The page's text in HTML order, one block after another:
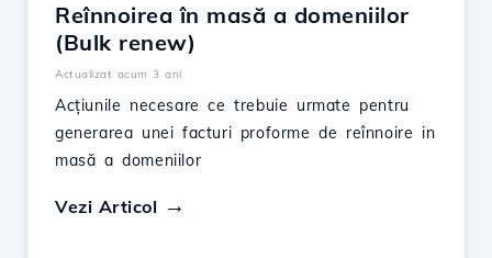
Reînnoirea în masă a domeniilor
(Bulk renew)
Actualizat acum 3 ani
Acțiunile necesare ce trebuie urmate pentru
generarea unei facturi proforme de reînnoire in
masă a domeniilor
Vezi Articol